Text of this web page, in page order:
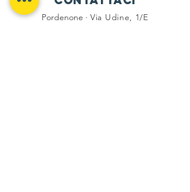
Pordenone ·Via Udine, 1/E